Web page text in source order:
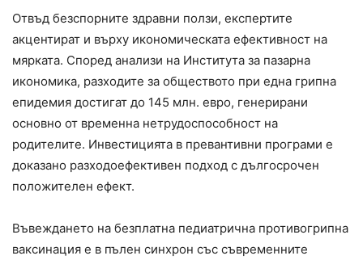
Отвъд безспорните здравни ползи, експертите
акцентират и върху икономическата ефективност на
мярката. Според анализи на Института за пазарна
икономика, разходите за обществото при една грипна
епидемия достигат до 145 млн. евро, генерирани
основно от временна нетрудоспособност на
родителите. Инвестицията в превантивни програми е
доказано разходоефективен подход с дългосрочен
положителен ефект.
Въвеждането на безплатна педиатрична противогрипна
ваксинация е в пълен синхрон със съвременните